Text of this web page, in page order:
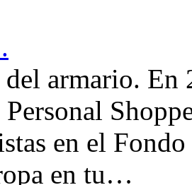
armario. En
Personal
en el
en tu…